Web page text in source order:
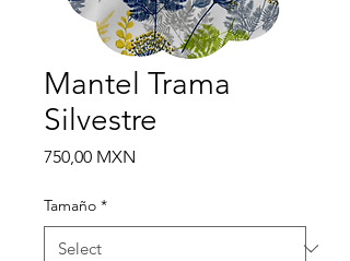
Mantel Trama
Silvestre
750,00 MXN
Tamaño *